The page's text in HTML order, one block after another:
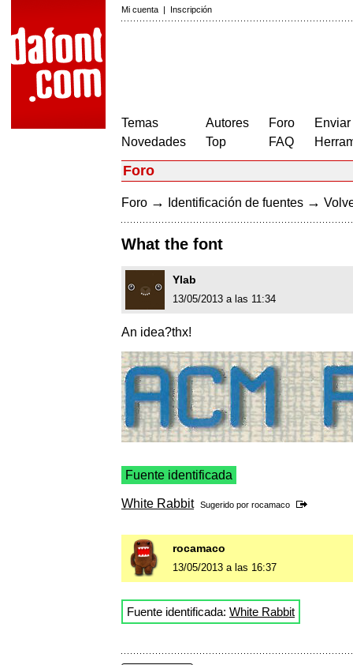
Mi cuenta | Inscripción
Temas
Novedades
Autores
Top
Foro
FAQ
Foro
Foro → Identificación de fuentes →
What the font
Ylab
13/05/2013 a las 11:34
An idea?thx!
Fuente identificada
White Rabbit Sugerido por rocamaco
rocamaco
13/05/2013 a las 16:37
Fuente identificada: White Rabbit